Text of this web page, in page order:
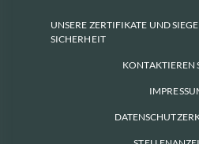
UNSERE ZERTIFIKATE UND
SICHERHEIT
KONTAKTIEREN